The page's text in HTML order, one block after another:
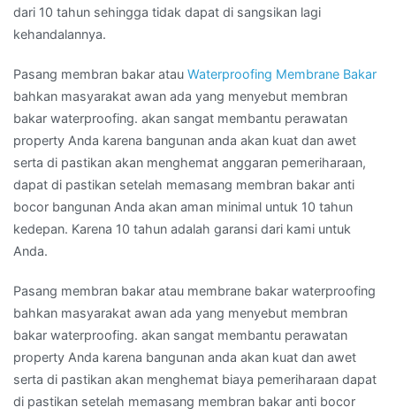
dari 10 tahun sehingga tidak dapat di sangsikan lagi
kehandalannya.
Pasang membran bakar atau Waterproofing Membrane Bakar
bahkan masyarakat awan ada yang menyebut membran
bakar waterproofing. akan sangat membantu perawatan
property Anda karena bangunan anda akan kuat dan awet
serta di pastikan akan menghemat anggaran pemeriharaan,
dapat di pastikan setelah memasang membran bakar anti
bocor bangunan Anda akan aman minimal untuk 10 tahun
kedepan. Karena 10 tahun adalah garansi dari kami untuk
Anda.
Pasang membran bakar atau membrane bakar waterproofing
bahkan masyarakat awan ada yang menyebut membran
bakar waterproofing. akan sangat membantu perawatan
property Anda karena bangunan anda akan kuat dan awet
serta di pastikan akan menghemat biaya pemeriharaan dapat
di pastikan setelah memasang membran bakar anti bocor